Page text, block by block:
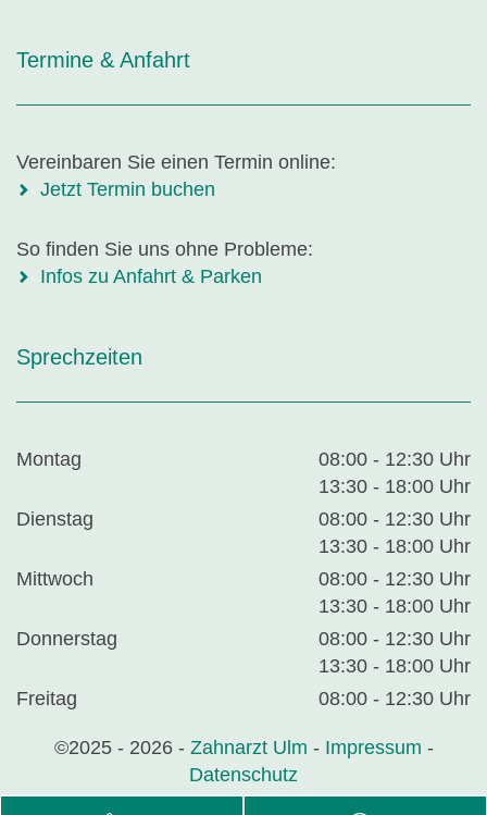
Termine & Anfahrt
Vereinbaren Sie einen Termin online:
Jetzt Termin buchen
So finden Sie uns ohne Probleme:
Infos zu Anfahrt & Parken
Sprechzeiten
Montag
08:00 - 12:30 Uhr
13:30 - 18:00 Uhr
Dienstag
08:00 - 12:30 Uhr
13:30 - 18:00 Uhr
Mittwoch
08:00 - 12:30 Uhr
13:30 - 18:00 Uhr
Donnerstag
08:00 - 12:30 Uhr
13:30 - 18:00 Uhr
Freitag
08:00 - 12:30 Uhr
©2025 - 2026 - Zahnarzt Ulm - Impressum -
Datenschutz